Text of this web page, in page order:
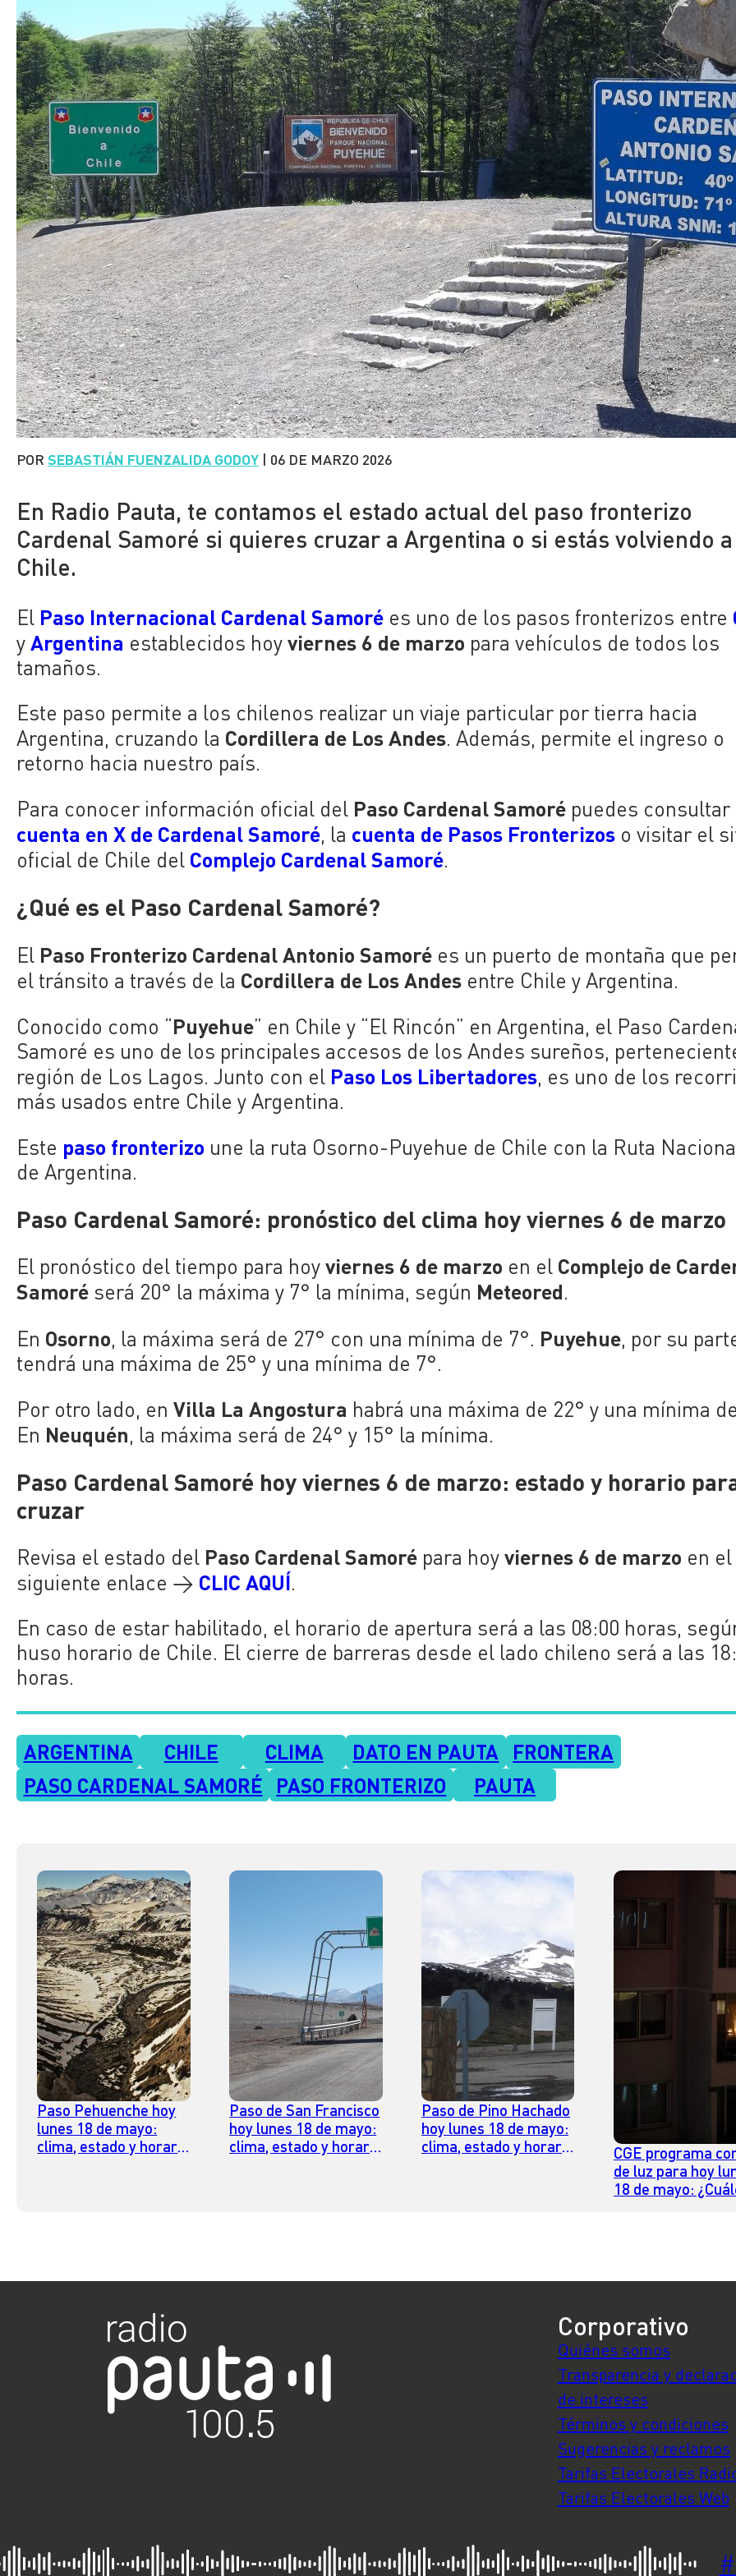
PORSEBASTIÁN FUENZALIDA GODOY | 06 DE MARZO 2026
En Radio Pauta, te contamos el estado actual del paso fronterizo
Cardenal Samoré si quieres cruzar a Argentina o si estás volviendo a
Chile.
El Paso Internacional Cardenal Samoré es uno de los pasos fronterizos entre
yArgentina establecidos hoyviernes 6 de marzo para vehículos de todos los
tamaños.
Este paso permite a los chilenos realizar un viaje particular por tierra hacia
Argentina, cruzando la Cordillera de Los Andes. Además, permite el ingreso o
retorno hacia nuestro país.
Para conocer información oficial del Paso Cardenal Samoré puedes consultar
cuenta en X de Cardenal Samoré, la cuenta de Pasos Fronterizos o visitar el
oficial de Chile del Complejo Cardenal Samoré.
¿Qué es el Paso Cardenal Samoré?
El Paso Fronterizo Cardenal Antonio Samoré es un puerto de montaña que
el tránsito a través de la Cordillera de Los Andes entre Chile y Argentina.
Conocido como “Puyehue” en Chile y “El Rincón” en Argentina, el Paso
Samoré es uno de los principales accesos de los Andes sureños,
región de Los Lagos. Junto con el Paso Los Libertadores, es uno de los
más usados entre Chile y Argentina.
Este paso fronterizo une la ruta Osorno-Puyehue de Chile con la Ruta
de Argentina.
Paso Cardenal Samoré: pronóstico del clima hoy viernes 6 de marzo
El pronóstico del tiempo para hoyviernes 6 de marzo en el Complejo de
Samoré será 20° la máxima y 7° la mínima, según Meteored.
En Osorno, la máxima será de 27° con una mínima de 7°. Puyehue, por su
tendrá una máxima de 25° y una mínima de 7°.
Por otro lado, enVilla La Angostura habrá una máxima de 22° y una mínima
En Neuquén, la máxima será de 24° y 15° la mínima.
Paso Cardenal Samoré hoy viernes 6 de marzo: estado y horario
cruzar
Revisa el estado del Paso Cardenal Samoré para hoyviernes 6 de marzo en el
siguiente enlace → CLIC AQUÍ.
En caso de estar habilitado, el horario de apertura será a las 08:00 horas,
huso horario de Chile. El cierre de barreras desde el lado chileno será a las
horas.
ARGENTINA CHILE CLIMA DATO EN PAUTA
FRONTERA
PASO CARDENAL SAMORÉ
PASO FRONTERIZO PAUTA
Paso Pehuenche hoy
lunes 18 de mayo:
clima, estado y horario
Paso de San Francisco
hoy lunes 18 de mayo:
clima, estado y horario
Paso de Pino Hachado
hoy lunes 18 de mayo:
clima, estado y horario
CGE programa
de luz para hoy
18 de mayo:
Corporativo
Quiénes somos
Transparencia y
de intereses
Términos y condiciones
Sugerencias y reclamos
Tarifas Electorales
Tarifas Electorales Web
#